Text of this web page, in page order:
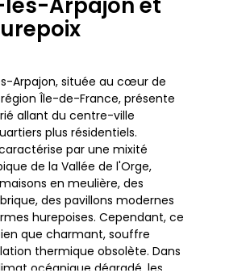
Arpajon, située au cœur de
Île-de-France, présente
allant du centre-ville
plus résidentiels.
par une mixité
de la Vallée de l'Orge,
en meulière, des
des pavillons modernes
hurepoises. Cependant, ce
que charmant, souffre
thermique obsolète. Dans
océanique dégradé, les